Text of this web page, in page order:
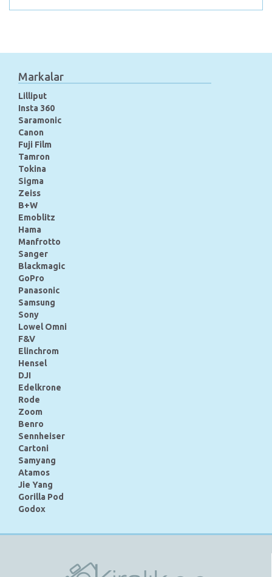
Markalar
Lilliput
Insta 360
Saramonic
Canon
Fuji Film
Tamron
Tokina
Sigma
Zeiss
B+W
Emoblitz
Hama
Manfrotto
Sanger
Blackmagic
GoPro
Panasonic
Samsung
Sony
Lowel Omni
F&V
Elinchrom
Hensel
DJI
Edelkrone
Rode
Zoom
Benro
Sennheiser
Cartoni
Samyang
Atamos
Jie Yang
Gorilla Pod
Godox